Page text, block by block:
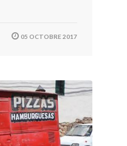
05 OCTOBRE 2017